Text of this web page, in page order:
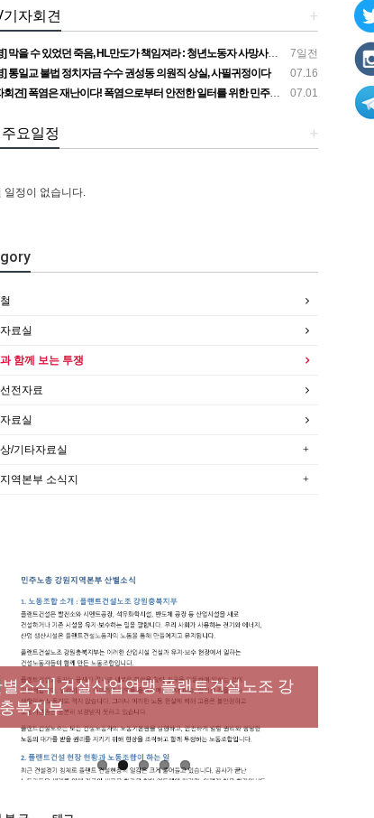
+
자회견
7일전
을 수 있었던 죽음, HL만도가 책임져라 : 청년노동자 사망사고의 철저한 진상규명과 재발방지 대책 마련하라
07.16
] 통일교 불법 정치자금 수수 권성동 의원직 상실, 사필귀정이다
07.01
] 폭염은 재난이다! 폭염으로부터 안전한 일터를 위한 민주노총 강원지역본부 폭염감시단 선포 기자회견
+
요일정
일정이 없습니다.
료실
함께 보는 투쟁
전자료
료실
/기타자료실
역본부 소식지
] 막을 수 있었던 죽음, HL만도가 책임져
: 청년노동자 사망사고의 철저한 진상규명
재발방지 대책 마련하라
별소식] 건설산업연맹 플랜트건설노조 강
북지부
릉,속초,원주,춘천] 폭염감시단 사업 이모저
합원☆인터뷰] 서비스연맹 전국학교비정
노동조합 강원지부 김유미 춘천지회장
부소식] 강원지역 노동자 합창단 모임